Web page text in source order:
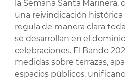
la Semana Santa
una reivindicación
regula de manera clara
se desarrollan en el
celebraciones. El Bando
medidas sobre terrazas,
espacios públicos,